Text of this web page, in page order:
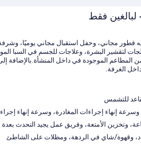
- لبالغين فقط
فطور مجاني، وحفل استقبال مجاني يوميًا،
وجبة في مطعم من الـ 3 من المطاعم الموجودة في داخل
الغرفة.
للتشمس
إنهاء إجراءات المغادرة، وسرعة إنهاء
وقهوة/شاي في الردهة، ومظلات على الشاطئ